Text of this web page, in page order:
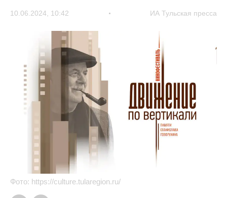
10.06.2024, 10:42 ИА Тульская пресса
Фото: https://culture.tularegion.ru/